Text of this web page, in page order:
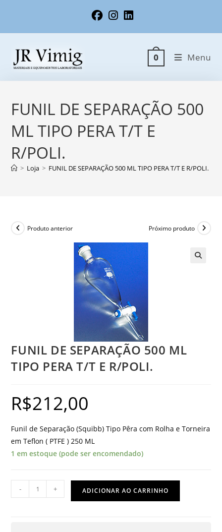
0 Menu
FUNIL DE SEPARAÇÃO 500
ML TIPO PERA T/T E
R/POLI.
> Loja > FUNIL DE SEPARAÇÃO 500 ML TIPO PERA T/T E R/POLI.
Produto anterior Próximo produto
FUNIL DE SEPARAÇÃO 500 ML
TIPO PERA T/T E R/POLI.
R$212,00
Funil de Separação (Squibb) Tipo Pêra com Rolha e Torneira
em Teflon ( PTFE ) 250 ML
1 em estoque (pode ser encomendado)
DE
- + ADICIONAR AO CARRINHO